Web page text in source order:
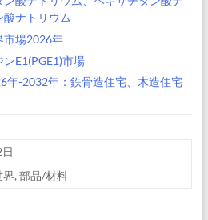
酸ナトリウム
市場2026年
E1(PGE1)市場
年-2032年：鉄骨造住宅、木造住宅
界, 部品/材料